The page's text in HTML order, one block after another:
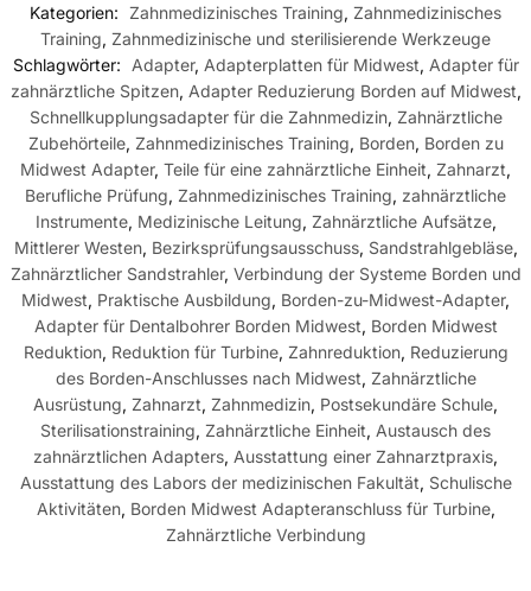
Kategorien: Zahnmedizinisches Training, Zahnmedizinisches
Training, Zahnmedizinische und sterilisierende Werkzeuge
Schlagwörter:
Adapter, Adapterplatten für Midwest, Adapter für
zahnärztliche Spitzen, Adapter Reduzierung Borden auf Midwest,
Schnellkupplungsadapter für die Zahnmedizin, Zahnärztliche
Zubehörteile, Zahnmedizinisches Training, Borden, Borden zu
Midwest Adapter, Teile für eine zahnärztliche Einheit, Zahnarzt,
Berufliche Prüfung, Zahnmedizinisches Training, zahnärztliche
Instrumente, Medizinische Leitung, Zahnärztliche Aufsätze,
Mittlerer Westen, Bezirksprüfungsausschuss, Sandstrahlgebläse,
Zahnärztlicher Sandstrahler, Verbindung der Systeme Borden und
Midwest, Praktische Ausbildung, Borden-zu-Midwest-Adapter,
Adapter für Dentalbohrer Borden Midwest, Borden Midwest
Reduktion, Reduktion für Turbine, Zahnreduktion, Reduzierung
des Borden-Anschlusses nach Midwest, Zahnärztliche
Ausrüstung, Zahnarzt, Zahnmedizin, Postsekundäre Schule,
Sterilisationstraining, Zahnärztliche Einheit, Austausch des
zahnärztlichen Adapters, Ausstattung einer Zahnarztpraxis,
Ausstattung des Labors der medizinischen Fakultät, Schulische
Aktivitäten, Borden Midwest Adapteranschluss für Turbine,
Zahnärztliche Verbindung